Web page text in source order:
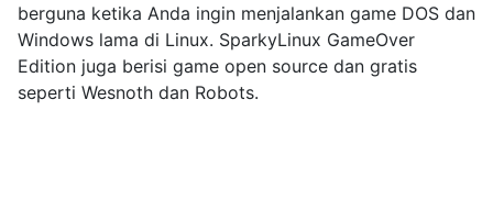
berguna ketika Anda ingin menjalankan game DOS dan
Windows lama di Linux. SparkyLinux GameOver
Edition juga berisi game open source dan gratis
seperti Wesnoth dan Robots.